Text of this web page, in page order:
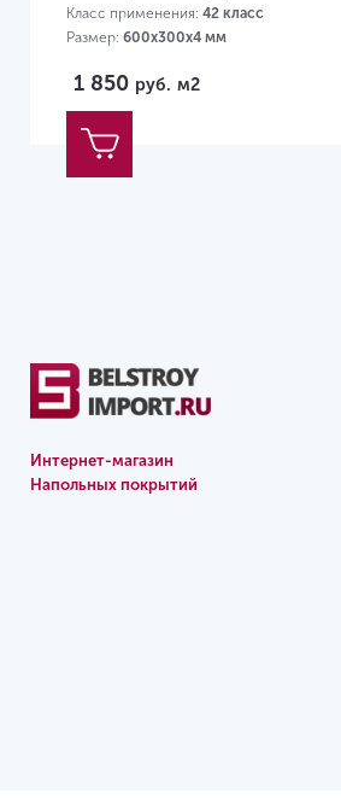
Класс применения: 42 класс
Размер: 600х300х4 мм
1 850 руб. м2
Интернет-магазин
Напольных покрытий